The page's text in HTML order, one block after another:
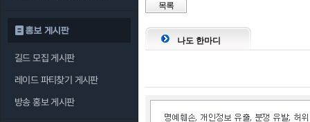
홍보 게시판
길드 모집 게시판
레이드 파티찾기 게시판
방송 홍보 게시판
목록
나도 한마디